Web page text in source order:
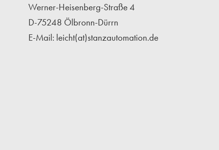
Werner-Heisenberg-Straße 4
D-75248 Ölbronn-Dürrn
E-Mail: leicht(at)stanzautomation.de